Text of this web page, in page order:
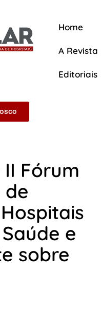
Home
A Revista
Editoriais
Fórum
de
e
sobre